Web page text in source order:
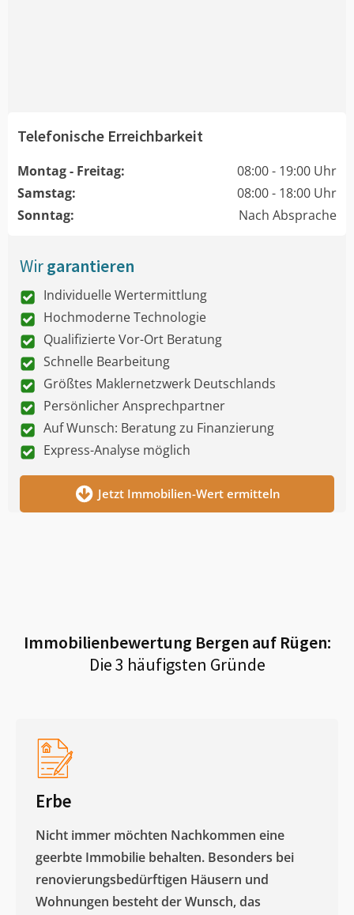
Telefonische Erreichbarkeit
Montag - Freitag:
08:00 - 19:00 Uhr
Samstag:
08:00 - 18:00 Uhr
Sonntag:
Nach Absprache
Wirgarantieren
Individuelle Wertermittlung
Hochmoderne Technologie
Qualifizierte Vor-Ort Beratung
Schnelle Bearbeitung
Größtes Maklernetzwerk Deutschlands
Persönlicher Ansprechpartner
Auf Wunsch: Beratung zu Finanzierung
Express-Analyse möglich
Jetzt Immobilien-Wert ermitteln
Immobilienbewertung Bergen auf Rügen:
Die 3 häufigsten Gründe
Erbe
Nicht immer möchten Nachkommen eine
geerbte Immobilie behalten. Besonders bei
renovierungsbedürftigen Häusern und
Wohnungen besteht der Wunsch, das